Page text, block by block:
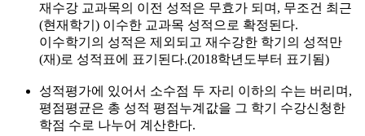
재수강 교과목의 이전 성적은 무효가 되며, 무조건 최근
(현재학기) 이수한 교과목 성적으로 확정된다.
이수학기의 성적은 제외되고 재수강한 학기의 성적만
(재)로 성적표에 표기된다.(2018학년도부터 표기됨)
성적평가에 있어서 소수점 두 자리 이하의 수는 버리며,
평점평균은 총 성적 평점누계값을 그 학기 수강신청한
학점 수로 나누어 계산한다.